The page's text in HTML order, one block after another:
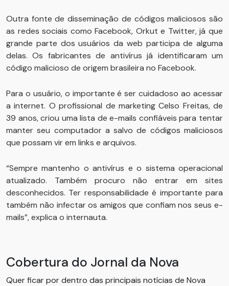
Outra fonte de disseminação de códigos maliciosos são
as redes sociais como Facebook, Orkut e Twitter, já que
grande parte dos usuários da web participa de alguma
delas. Os fabricantes de antivírus já identificaram um
código malicioso de origem brasileira no Facebook.
Para o usuário, o importante é ser cuidadoso ao acessar
a internet. O profissional de marketing Celso Freitas, de
39 anos, criou uma lista de e-mails confiáveis para tentar
manter seu computador a salvo de códigos maliciosos
que possam vir em links e arquivos.
“Sempre mantenho o antivírus e o sistema operacional
atualizado. Também procuro não entrar em sites
desconhecidos. Ter responsabilidade é importante para
também não infectar os amigos que confiam nos seus e-
mails”, explica o internauta.
Cobertura do Jornal da Nova
Quer ficar por dentro das principais notícias de Nova